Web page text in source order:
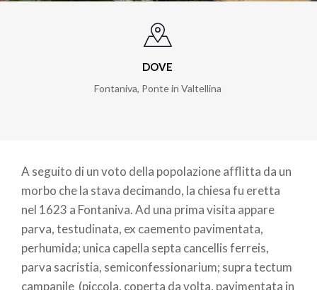
DOVE
Fontaniva, Ponte in Valtellina
A seguito di un voto della popolazione afflitta da un
morbo che la stava decimando, la chiesa fu eretta
nel 1623 a Fontaniva. Ad una prima visita appare
parva, testudinata, ex caemento pavimentata,
perhumida; unica capella septa cancellis ferreis,
parva sacristia, semiconfessionarium; supra tectum
campanile (piccola, coperta da volta, pavimentata in